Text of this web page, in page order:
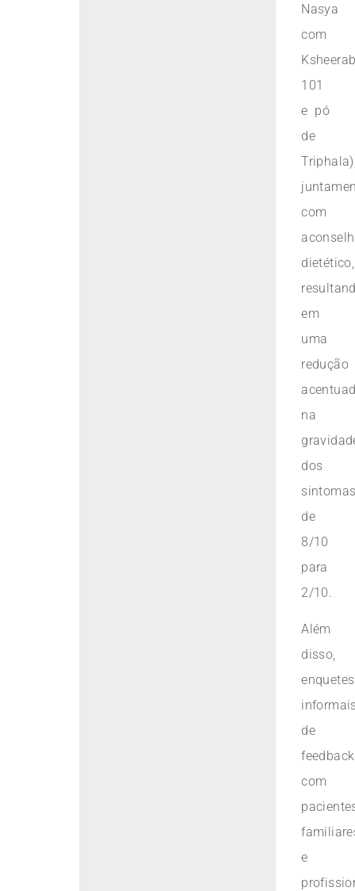
Nasya
com
101
e pó
de
com
dietético,
em
uma
redução
na
dos
de
8/10
para
2/10.
Além
disso,
enquetes
de
feedback
com
e